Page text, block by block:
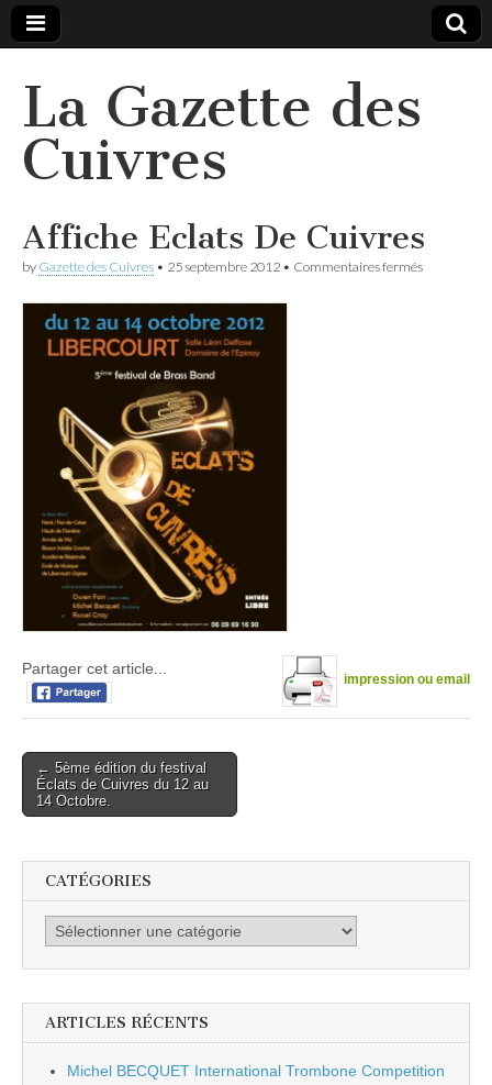
La Gazette des
Cuivres
Affiche Eclats De Cuivres
by Gazette des Cuivres • 25 septembre 2012 • Commentaires ferméssur
impression ou email
Partager cet article...
Post
navigation
← 5ème édition du festival
Éclats de Cuivres du 12 au
14 Octobre.
CATÉGORIES
Catégories
ARTICLES RÉCENTS
Michel BECQUET International Trombone Competition